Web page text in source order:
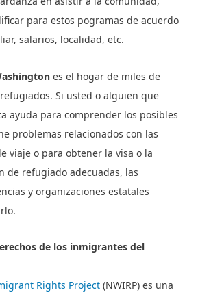
para estos pogramas de acuerdo
salarios, localidad, etc.
es el hogar de miles de
Si usted o alguien que
ayuda para comprender los posibles
problemas relacionados con las
viaje o para obtener la visa o la
de refugiado adecuadas, las
y organizaciones estatales
de los inmigrantes del
Rights Project (NWIRP) es una